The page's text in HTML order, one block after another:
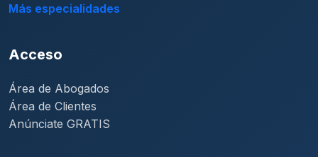
Más especialidades
Acceso
Área de Abogados
Área de Clientes
Anúnciate GRATIS